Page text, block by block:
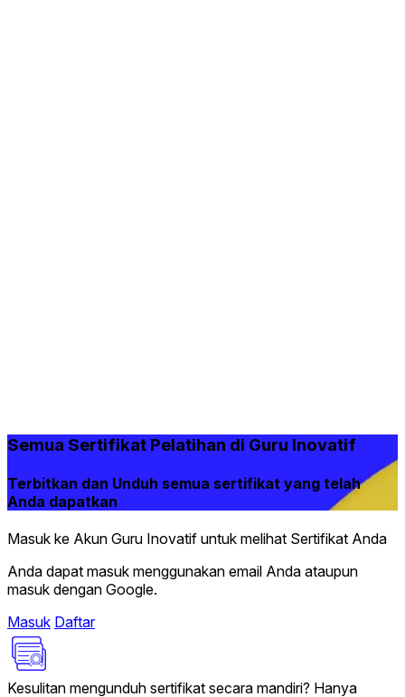
Semua Sertifikat Pelatihan di Guru Inovatif
Terbitkan dan Unduh semua sertifikat yang telah
Anda dapatkan
Masuk ke Akun Guru Inovatif untuk melihat Sertifikat Anda
Anda dapat masuk menggunakan email Anda ataupun
masuk dengan Google.
Masuk Daftar
Kesulitan mengunduh sertifikat secara mandiri? Hanya